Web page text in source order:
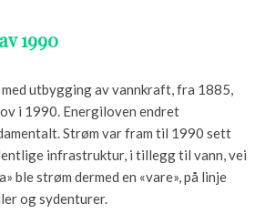
1990
utbygging av vannkraft, fra 1885,
i 1990. Energiloven endret
Strøm var fram til 1990 sett
infrastruktur, i tillegg til vann, vei
ble strøm dermed en «vare», på linje
og sydenturer.